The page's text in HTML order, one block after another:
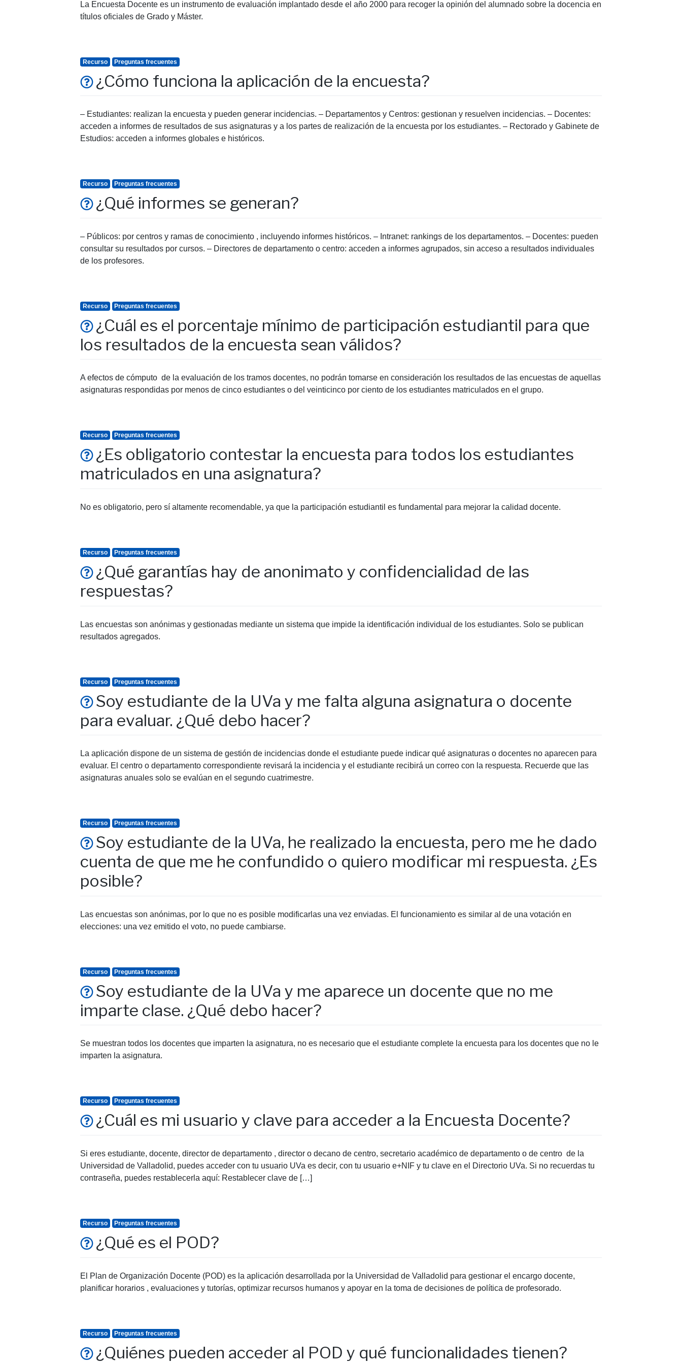
La Encuesta Docente es un instrumento de evaluación implantado desde el año 2000 para recoger la opinión del alumnado sobre la docencia en
títulos oficiales de Grado y Máster.
Recurso Preguntas frecuentes
¿Cómo funciona la aplicación de la encuesta?
– Estudiantes: realizan la encuesta y pueden generar incidencias. – Departamentos y Centros: gestionan y resuelven incidencias. – Docentes:
acceden a informes de resultados de sus asignaturas y a los partes de realización de la encuesta por los estudiantes. – Rectorado y Gabinete de
Estudios: acceden a informes globales e históricos.
Recurso Preguntas frecuentes
¿Qué informes se generan?
– Públicos: por centros y ramas de conocimiento , incluyendo informes históricos. – Intranet: rankings de los departamentos. – Docentes: pueden
consultar su resultados por cursos. – Directores de departamento o centro: acceden a informes agrupados, sin acceso a resultados individuales
de los profesores.
Recurso Preguntas frecuentes
¿Cuál es el porcentaje mínimo de participación estudiantil para que
los resultados de la encuesta sean válidos?
A efectos de cómputo de la evaluación de los tramos docentes, no podrán tomarse en consideración los resultados de las encuestas de aquellas
asignaturas respondidas por menos de cinco estudiantes o del veinticinco por ciento de los estudiantes matriculados en el grupo.
Recurso Preguntas frecuentes
¿Es obligatorio contestar la encuesta para todos los estudiantes
matriculados en una asignatura?
No es obligatorio, pero sí altamente recomendable, ya que la participación estudiantil es fundamental para mejorar la calidad docente.
Recurso Preguntas frecuentes
¿Qué garantías hay de anonimato y confidencialidad de las
respuestas?
Las encuestas son anónimas y gestionadas mediante un sistema que impide la identificación individual de los estudiantes. Solo se publican
resultados agregados.
Recurso Preguntas frecuentes
Soy estudiante de la UVa y me falta alguna asignatura o docente
para evaluar. ¿Qué debo hacer?
La aplicación dispone de un sistema de gestión de incidencias donde el estudiante puede indicar qué asignaturas o docentes no aparecen para
evaluar. El centro o departamento correspondiente revisará la incidencia y el estudiante recibirá un correo con la respuesta. Recuerde que las
asignaturas anuales solo se evalúan en el segundo cuatrimestre.
Recurso Preguntas frecuentes
Soy estudiante de la UVa, he realizado la encuesta, pero me he dado
cuenta de que me he confundido o quiero modificar mi respuesta. ¿Es
posible?
Las encuestas son anónimas, por lo que no es posible modificarlas una vez enviadas. El funcionamiento es similar al de una votación en
elecciones: una vez emitido el voto, no puede cambiarse.
Recurso Preguntas frecuentes
Soy estudiante de la UVa y me aparece un docente que no me
imparte clase. ¿Qué debo hacer?
Se muestran todos los docentes que imparten la asignatura, no es necesario que el estudiante complete la encuesta para los docentes que no le
imparten la asignatura.
Recurso Preguntas frecuentes
¿Cuál es mi usuario y clave para acceder a la Encuesta Docente?
Si eres estudiante, docente, director de departamento , director o decano de centro, secretario académico de departamento o de centro de la
Universidad de Valladolid, puedes acceder con tu usuario UVa es decir, con tu usuario e+NIF y tu clave en el Directorio UVa. Si no recuerdas tu
contraseña, puedes restablecerla aquí: Restablecer clave de […]
Recurso Preguntas frecuentes
¿Qué es el POD?
El Plan de Organización Docente (POD) es la aplicación desarrollada por la Universidad de Valladolid para gestionar el encargo docente,
planificar horarios , evaluaciones y tutorías, optimizar recursos humanos y apoyar en la toma de decisiones de política de profesorado.
Recurso Preguntas frecuentes
¿Quiénes pueden acceder al POD y qué funcionalidades tienen?